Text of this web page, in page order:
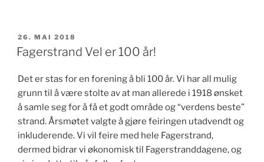
PUBLISERT
26. MAI 2018
Fagerstrand Vel er 100 år!
Det er stas for en forening å bli 100 år. Vi har all mulig
grunn til å være stolte av at man allerede i 1918 ønsket
å samle seg for å få et godt område og “verdens beste”
strand. Årsmøtet valgte å gjøre feiringen utadvendt og
inkluderende. Vi vil feire med hele Fagerstrand,
dermed bidrar vi økonomisk til Fagerstranddagene, og